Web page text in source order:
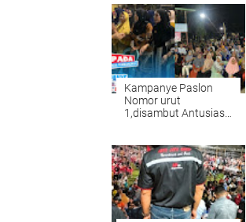
Kampanye Paslon
Nomor urut
1,disambut Antusias